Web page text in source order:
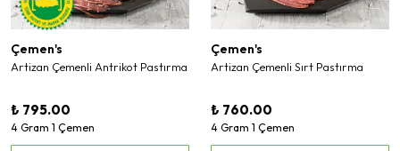
Çemen's
Artizan Çemenli Antrikot Pastırma
₺ 795.00
4 Gram 1 Çemen
Çemen's
Artizan Çemenli Sırt Pastırma
₺ 760.00
4 Gram 1 Çemen